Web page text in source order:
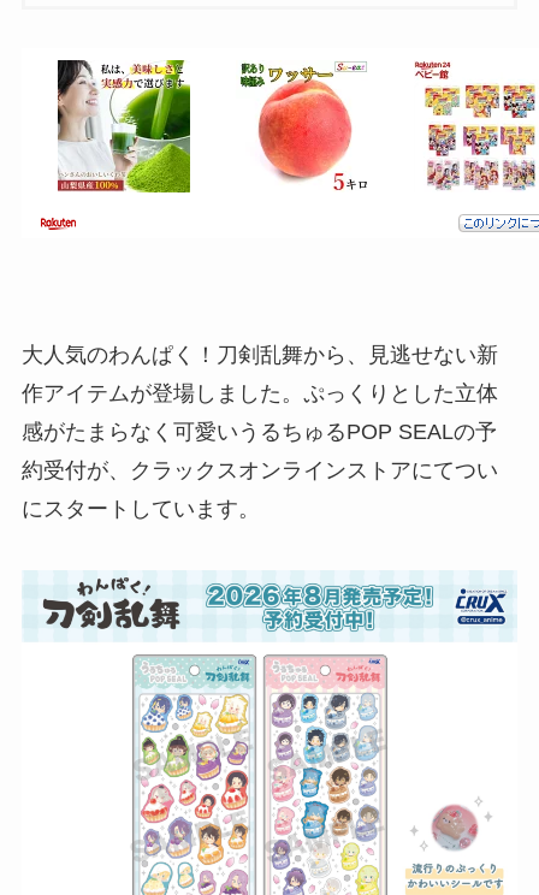
大人気のわんぱく！刀剣乱舞から、見逃せない新
作アイテムが登場しました。ぷっくりとした立体
感がたまらなく可愛いうるちゅるPOP SEALの予
約受付が、クラックスオンラインストアにてつい
にスタートしています。